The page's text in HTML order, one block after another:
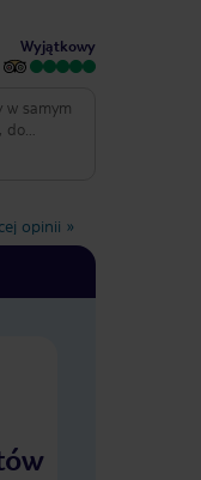
Wyjątkowy
w samym
do
z
z
dla
czyste-
opinii »